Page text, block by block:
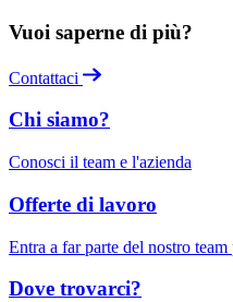
Vuoi saperne di più?
Contattaci
Chi siamo?
Conosci il team e l'azienda
Offerte di lavoro
Entra a far parte del nostro
Dove trovarci?